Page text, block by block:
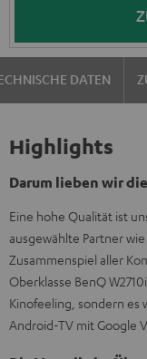
DATEN
Highlights
Darum lieben wir
Eine hohe Qualität ist
ausgewählte Partner
Zusammenspiel aller
Oberklasse BenQ
Kinofeeling, sondern es
Android-TV mit Google